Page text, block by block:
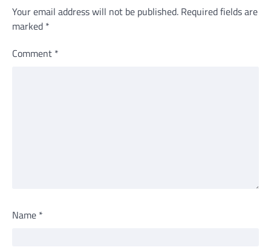
Your email address will not be published. Required fields are
marked *
Comment *
Name *